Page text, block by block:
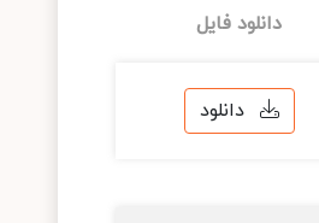
دانلود فایل
دانلود